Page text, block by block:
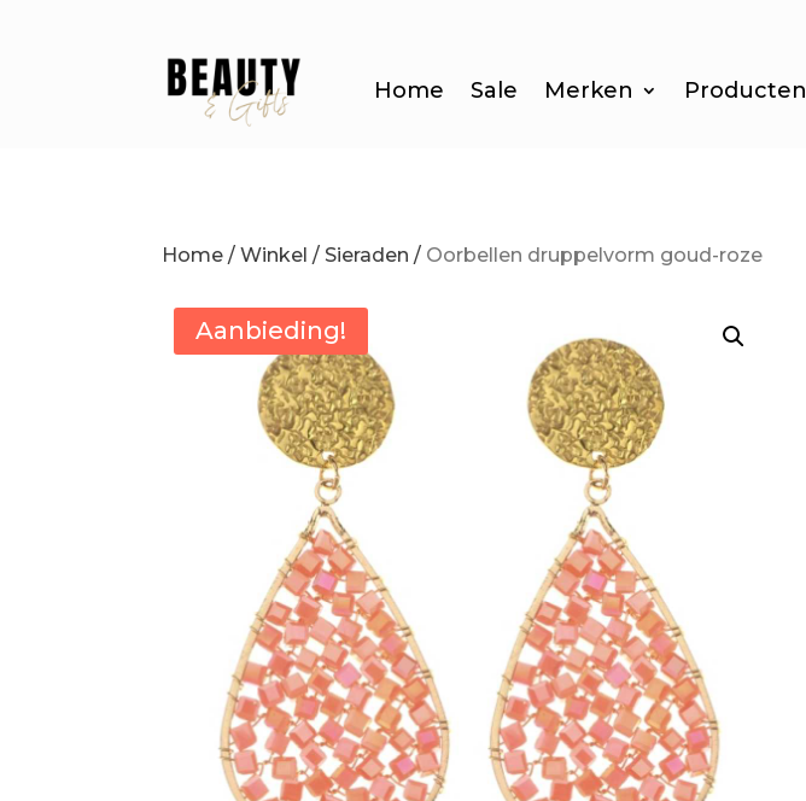
Home Sale Merken Producten
Home /Winkel / Sieraden / Oorbellen druppelvorm goud-roze
Aanbieding!